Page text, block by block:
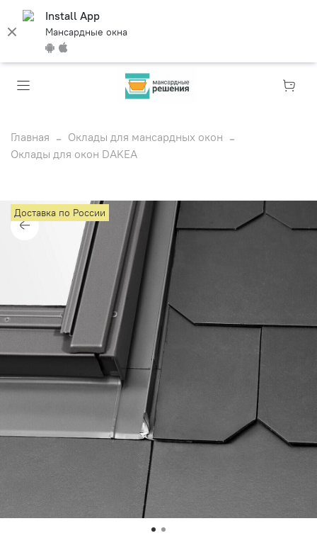
Install App
Мансардные окна
Главная
Оклады для мансардных окон
Оклады для окон DAKEA
Доставка по России